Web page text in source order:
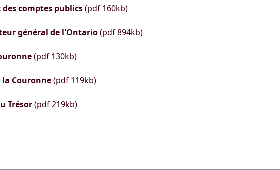
comptes publics(pdf 160kb)
général de l'Ontario(pdf 894kb)
(pdf 130kb)
la Couronne(pdf 119kb)
Trésor(pdf 219kb)